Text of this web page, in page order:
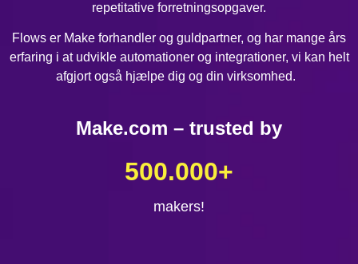
repetitative forretningsopgaver.
Flows er Make forhandler og guldpartner, og har mange års
erfaring i at udvikle automationer og integrationer, vi kan helt
afgjort også hjælpe dig og din virksomhed.
Make.com – trusted by
makers!
500.000+